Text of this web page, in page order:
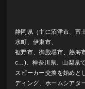
静岡県（主に沼津市、富
水町、伊東市、
裾野市、御殿場市、熱海
c…)、神奈川県、山梨県
スピーカー交換を始めと
ディング、ホームシアタ